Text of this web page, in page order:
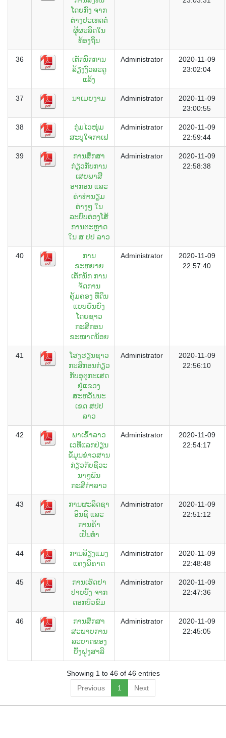
ໂດຍກົງ ຈາກ
ຕ່າງປະເທດຕໍ່
ຜູ້ຜະລິດໃນ
ທ້ອງຖິ່ນ
36
ເຕັກນິກການ
ລ້ຽງງົວລະດູ
ແລ້ງ
Administrator
2020-11-09
23:02:04
37 ນາເມຍງາມ Administrator
2020-11-09
23:00:55
38
ກຸ່ມໄວໜຸ່ມ
ສະບູໃຈກາເຟ
Administrator
2020-11-09
22:59:44
39
ການສຶກສາ
ກ່ຽວກັບການ
ເສຍພາສີ
ອາກອນ ແລະ
ຄ່າທໍານຽມ
ຕ່າງໆ ໃນ
ລະບົບຕ່ອງໂສ້
ການຕະຫຼາດ
ໃນ ສ ປປ ລາວ
Administrator
2020-11-09
22:58:38
40
ການ
ຂະຫຍາຍ
ເຕັກນິກ ການ
ຈັດການ
ຄຸ້ມຄອງ ທີ່ດິນ
ແບບຍືນຍົງ
ໂດຍຊາວ
ກະສິກອນ
ຂະໜາດນ້ອຍ
Administrator
2020-11-09
22:57:40
41
ໂຮງຮຽນຊາວ
ກະສິກອນກ່ຽວ
ກັບອຸຕຸກະເສດ
ຢູ່ແຂວງ
ສະຫວັນນະ
ເຂດ ສປປ
ລາວ
Administrator
2020-11-09
22:56:10
42
ພາເຂົ້າລາວ
ເວທີແລກປ່ຽນ
ຂໍ້ມູນຂ່າວສານ
ກ່ຽວກັບຊີວະ
ນາໆພັນ
ກະສິກຳລາວ
Administrator
2020-11-09
22:54:17
43
ການຜະລິດຊາ
ອິນຊີ ແລະ
ການຄ້າ
ເປັນທຳ
Administrator
2020-11-09
22:51:12
44
ການລ້ຽງແມງ
ແຄງພິຄາດ
Administrator
2020-11-09
22:48:48
45
ການເຮັດຢາ
ປາບບົ້ງ ຈາກ
ດອກບົວຂົມ
Administrator
2020-11-09
22:47:36
46
ການສຶກສາ
ສະພາບການ
ລະບາດຂອງ
ບົ້ງຝູງສາລີ
Administrator
2020-11-09
22:45:05
Showing 1 to 46 of 46 entries
Previous
1 Next